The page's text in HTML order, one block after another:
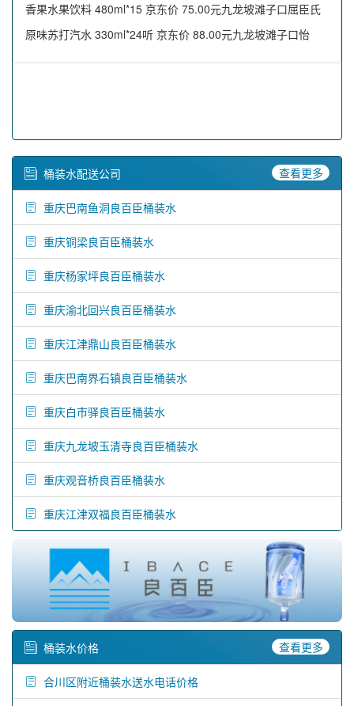
香果水果饮料 480ml*15 京东价 75.00元九龙坡滩子口屈臣氏
原味苏打汽水 330ml*24听 京东价 88.00元九龙坡滩子口怡
桶装水配送公司 查看更多
重庆巴南鱼洞良百臣桶装水
重庆铜梁良百臣桶装水
重庆杨家坪良百臣桶装水
重庆渝北回兴良百臣桶装水
重庆江津鼎山良百臣桶装水
重庆巴南界石镇良百臣桶装水
重庆白市驿良百臣桶装水
重庆九龙坡玉清寺良百臣桶装水
重庆观音桥良百臣桶装水
重庆江津双福良百臣桶装水
桶装水价格 查看更多
合川区附近桶装水送水电话价格